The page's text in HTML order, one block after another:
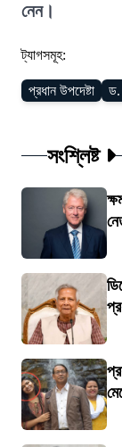
নেন।
ট্যাগসমূহ:
প্রধান উপদেষ্টা ড.
সংশ্লিষ্ট